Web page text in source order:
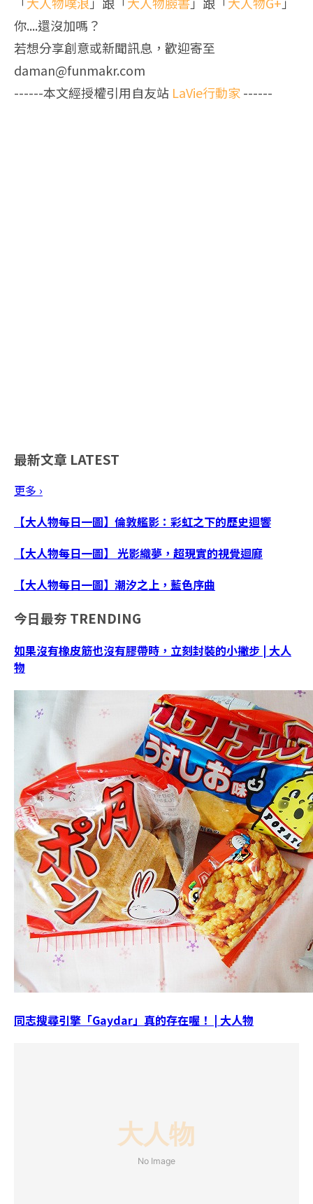
你....還沒加嗎？
若想分享創意或新聞訊息，歡迎寄至
daman@funmakr.com
------本文經授權引用自友站 LaVie行動家------
最新文章 LATEST
更多 ›
【大人物每日一圖】倫敦艦影：彩虹之下的歷史迴響
【大人物每日一圖】 光影織夢，超現實的視覺迴廊
【大人物每日一圖】潮汐之上，藍色序曲
今日最夯 TRENDING
如果沒有橡皮筋也沒有膠帶時，立刻封裝的小撇步 | 大人
物
同志搜尋引擎「Gaydar」真的存在喔！ | 大人物